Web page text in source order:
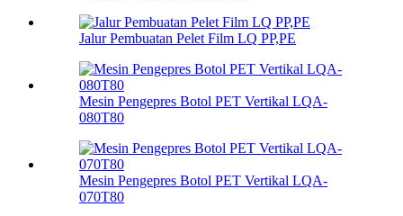
Jalur Pembuatan Pelet Film LQ PP,PE
Mesin Pengepres Botol PET Vertikal LQA-
080T80
Mesin Pengepres Botol PET Vertikal LQA-
070T80